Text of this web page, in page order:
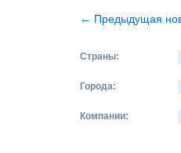
← Предыдущая
Страны:
Города:
Компании: